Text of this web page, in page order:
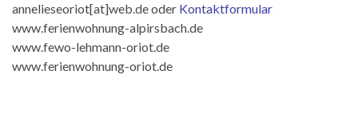
annelieseoriot[at]web.de oder Kontaktformular
www.ferienwohnung-alpirsbach.de
www.fewo-lehmann-oriot.de
www.ferienwohnung-oriot.de